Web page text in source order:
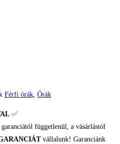
Férfi órák, Órák
✅
függetlenül, a vásárlástól
vállalunk! Garanciánk